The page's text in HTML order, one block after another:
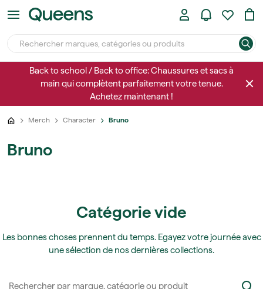
Back to school / Back to office: Chaussures et sacs à
main qui complètent parfaitement votre tenue.
Achetez maintenant !
Merch Character Bruno
Bruno
Catégorie vide
Les bonnes choses prennent du temps. Egayez votre journée avec
une sélection de nos dernières collections.